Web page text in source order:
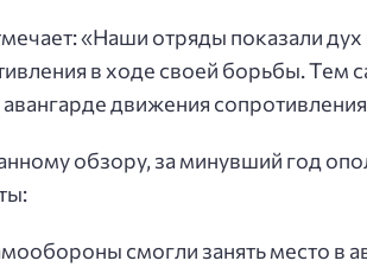
«Наши отряды показали
в ходе своей борьбы. Тем
авангарде движения
обзору, за минувший год
смогли занять место в